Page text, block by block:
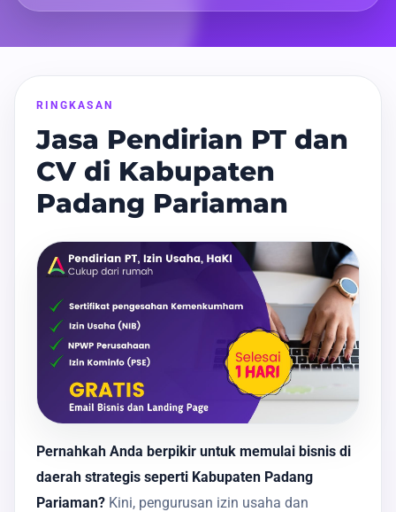
RINGKASAN
Jasa Pendirian PT dan
CV di Kabupaten
Padang Pariaman
Pernahkah Anda berpikir untuk memulai bisnis di
daerah strategis seperti Kabupaten Padang
Pariaman? Kini, pengurusan izin usaha dan